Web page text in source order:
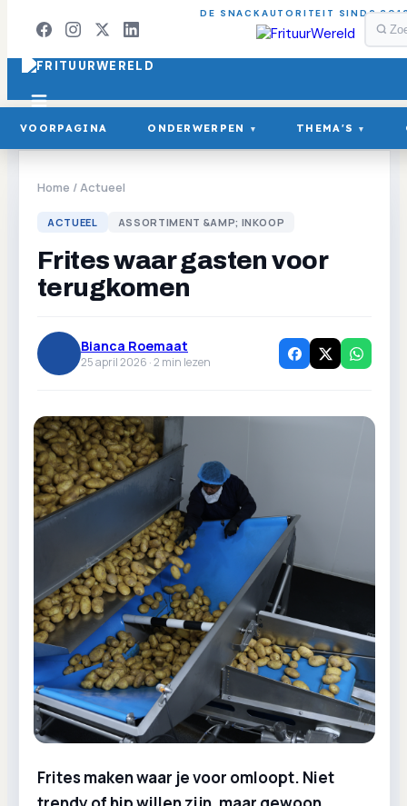
DE SNACKAUTORITEIT SINDS
VOORPAGINA ONDERWERPEN ▾ THEMA'S ▾
Home /Actueel
ACTUEEL ASSORTIMENT &AMP; INKOOP
Frites waar gasten voor
terugkomen
Bianca Roemaat
25 april 2026 ·2 min lezen
Frites maken waar je voor omloopt. Niet